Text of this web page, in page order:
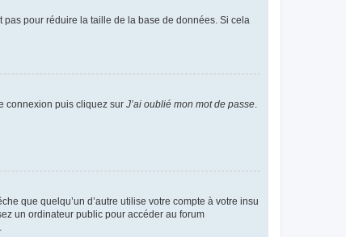
pour réduire la taille de la base de données. Si cela
connexion puis cliquez sur J’ai oublié mon mot de passe
que quelqu’un d’autre utilise votre compte à votre insu
un ordinateur public pour accéder au forum